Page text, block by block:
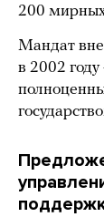
200
Мандат
в 2002